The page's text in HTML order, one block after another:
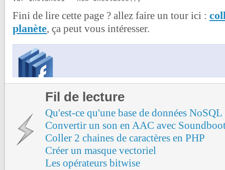
Fini de lire cette page ? allez faire un tour ici :
planète, ça peut vous intéresser.
Fil de lecture
Qu'est-ce qu'une base de données NoSQL
Convertir un son en AAC avec
Coller 2 chaines de caractères en PHP
Créer un masque vectoriel
Les opérateurs bitwise